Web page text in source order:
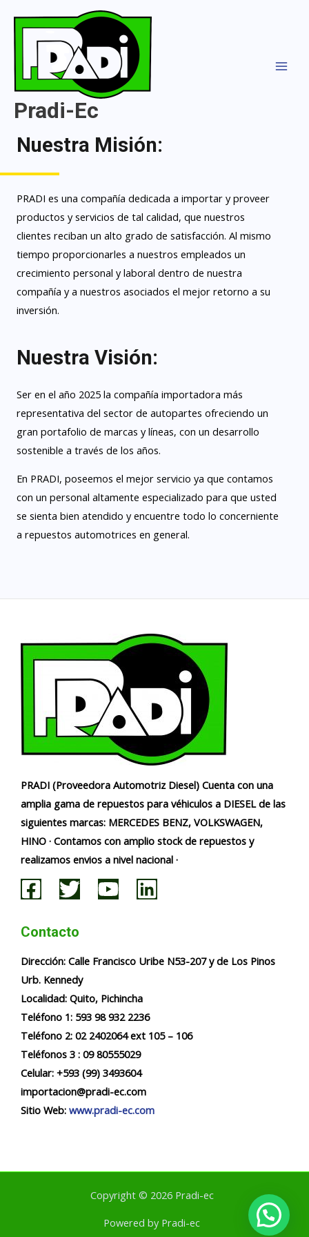
contenido
Pradi-Ec
Nuestra Misión:
PRADI es una compañía dedicada a importar y proveer
productos y servicios de tal calidad, que nuestros
clientes reciban un alto grado de satisfacción. Al mismo
tiempo proporcionarles a nuestros empleados un
crecimiento personal y laboral dentro de nuestra
compañía y a nuestros asociados el mejor retorno a su
inversión.
Nuestra Visión:
Ser en el año 2025 la compañía importadora más
representativa del sector de autopartes ofreciendo un
gran portafolio de marcas y líneas, con un desarrollo
sostenible a través de los años.
En PRADI, poseemos el mejor servicio ya que contamos
con un personal altamente especializado para que usted
se sienta bien atendido y encuentre todo lo concerniente
a repuestos automotrices en general.
PRADI (Proveedora Automotriz Diesel) Cuenta con una
amplia gama de repuestos para véhiculos a DIESEL de las
siguientes marcas: MERCEDES BENZ, VOLKSWAGEN,
HINO · Contamos con amplio stock de repuestos y
realizamos envios a nivel nacional ·
Contacto
Dirección: Calle Francisco Uribe N53-207 y de Los Pinos
Urb. Kennedy
Localidad: Quito, Pichincha
Teléfono 1: 593 98 932 2236​​
Teléfono 2: 02 2402064 ext 105 – 106
Teléfonos 3 : 09 80555029
Celular: +593 (99) 3493604
importacion@pradi-ec.com
Sitio Web: www.pradi-ec.com
Copyright © 2026 Pradi-ec
Powered by Pradi-ec